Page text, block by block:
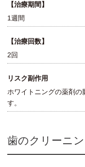
【治療期間】
1週間
【治療回数】
2回
リスク副作用
ホワイトニングの薬剤の
す。
歯のクリーニン